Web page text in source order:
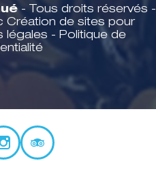
- Tous droits réservés -
Création de sites pour
légales - Politique de